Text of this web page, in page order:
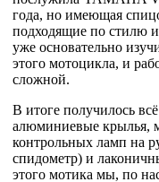
года, но имеющая
подходящие по стилю
уже основательно
этого мотоцикла, и
сложной.
В итоге получилось
алюминиевые крылья,
контрольных ламп на
спидометр) и
этого мотика мы, по